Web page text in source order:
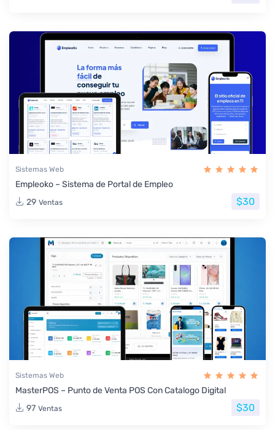
Sistemas Web
Empleoko – Sistema de Portal de Empleo
29 Ventas $30
Sistemas Web
MasterPOS – Punto de Venta POS Con Catalogo Digital
97 Ventas $30